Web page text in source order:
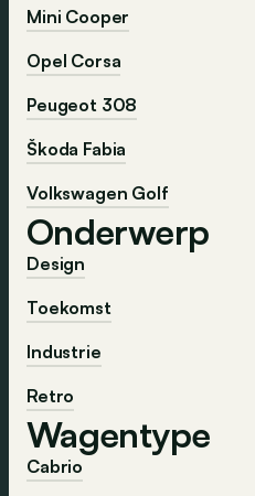
Mini Cooper
Opel Corsa
Peugeot 308
Škoda Fabia
Volkswagen Golf
Onderwerp
Design
Toekomst
Industrie
Retro
Wagentype
Cabrio